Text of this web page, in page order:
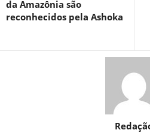
da Amazônia são
reconhecidos pela Ashoka